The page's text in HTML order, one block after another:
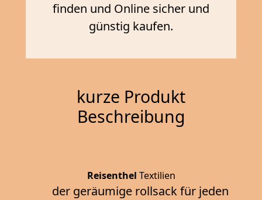
finden und Online sicher und
günstig kaufen.
kurze Produkt
Beschreibung
Reisenthel Textilien
der geräumige rollsack für jeden